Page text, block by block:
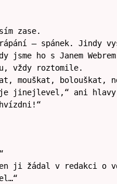
zase.
– spánek. Jindy
ho s Janem
vždy roztomile.
mouškat, bolouškat,
ani hlavy
ji žádal v redakci o